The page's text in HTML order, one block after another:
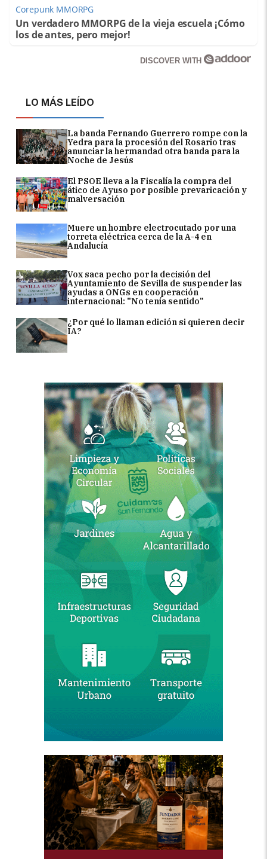
LO MÁS LEÍDO
La banda Fernando Guerrero rompe con la
Yedra para la procesión del Rosario tras
anunciar la hermandad otra banda para la
Noche de Jesús
El PSOE lleva a la Fiscalía la compra del
ático de Ayuso por posible prevaricación y
malversación
Muere un hombre electrocutado por una
torreta eléctrica cerca de la A-4 en
Andalucía
Vox saca pecho por la decisión del
Ayuntamiento de Sevilla de suspender las
ayudas a ONGs en cooperación
internacional: "No tenía sentido"
¿Por qué lo llaman edición si quieren decir
IA?
Corepunk MMORPG
Un verdadero MMORPG de la vieja escuela ¡Cómo
los de antes, pero mejor!
DISCOVER WITH